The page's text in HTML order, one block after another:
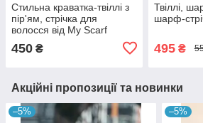
Стильна краватка-твіллі з
пір'ям, стрічка для
волосся від My Scarf
450 ₴
Твіллі,
шарф-
495₴
Акційні пропозиції та новинки
–5% –5%